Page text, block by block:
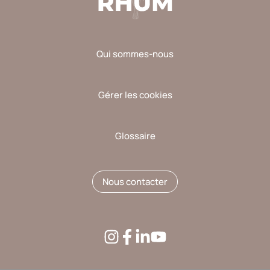
Qui sommes-nous
Gérer les cookies
Glossaire
Nous contacter